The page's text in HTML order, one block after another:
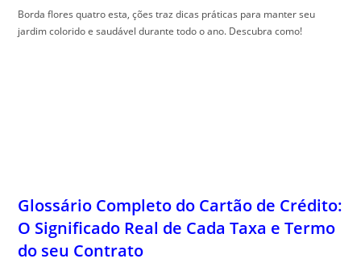
Borda flores quatro esta, ções traz dicas práticas para manter seu
jardim colorido e saudável durante todo o ano. Descubra como!
Glossário Completo do Cartão de Crédito:
O Significado Real de Cada Taxa e Termo
do seu Contrato